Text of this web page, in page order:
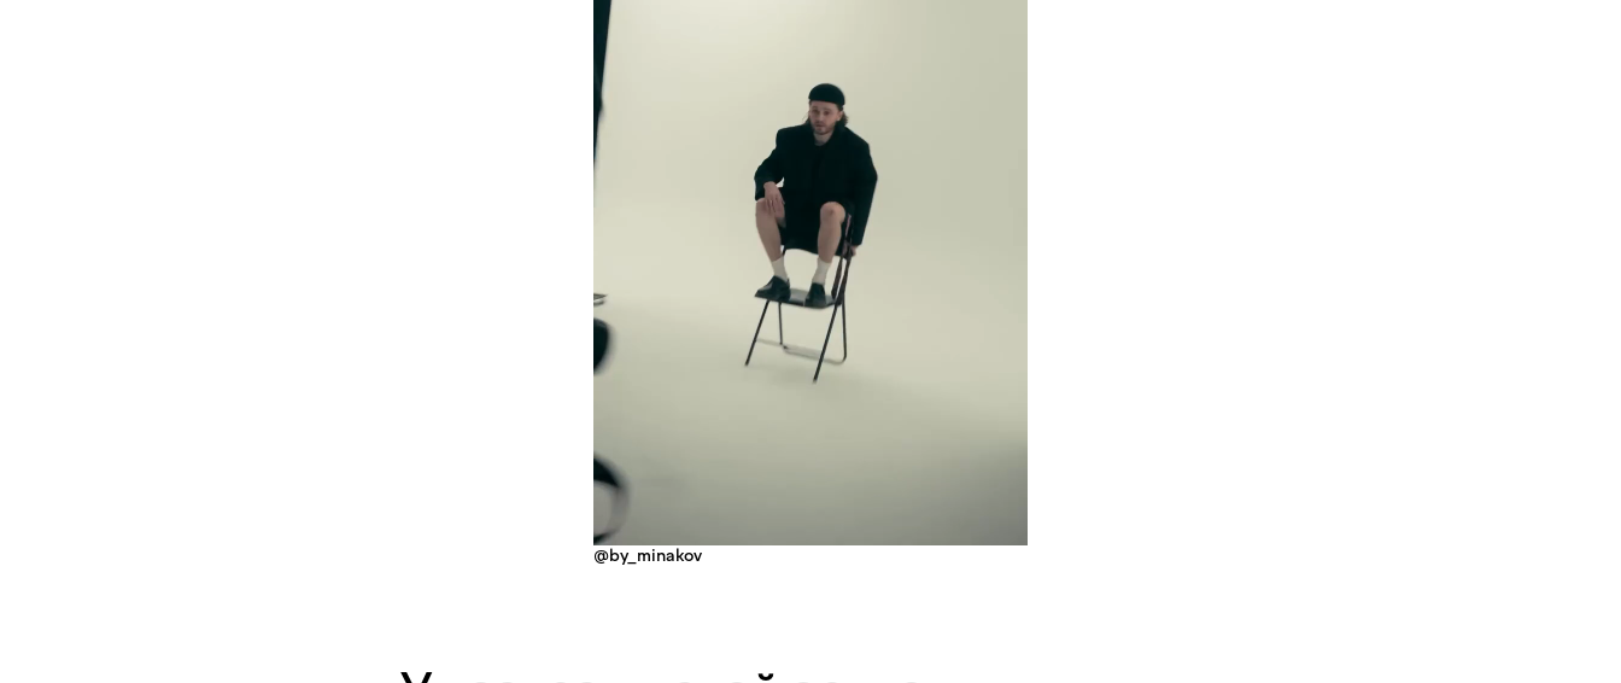
@by_minakov